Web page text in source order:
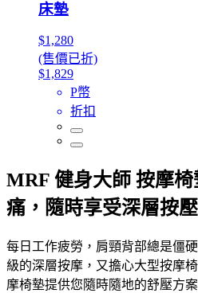
床墊
$1,280
(售價已折)
$1,829
P幣
折扣
MRF 健身大師 按摩
痛，隨時享受深層按壓
每日工作疲勞，肩頸背部總是僵
級的深層按摩，又擔心大型按摩
摩椅墊提供您隨時隨地的舒壓方